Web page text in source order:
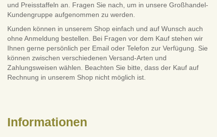
und Preisstaffeln an. Fragen Sie nach, um in unsere Großhandel-
Kundengruppe aufgenommen zu werden.
Kunden können in unserem Shop einfach und auf Wunsch auch
ohne Anmeldung bestellen. Bei Fragen vor dem Kauf stehen wir
Ihnen gerne persönlich per Email oder Telefon zur Verfügung. Sie
können zwischen verschiedenen Versand-Arten und
Zahlungsweisen wählen. Beachten Sie bitte, dass der Kauf auf
Rechnung in unserem Shop nicht möglich ist.
Informationen